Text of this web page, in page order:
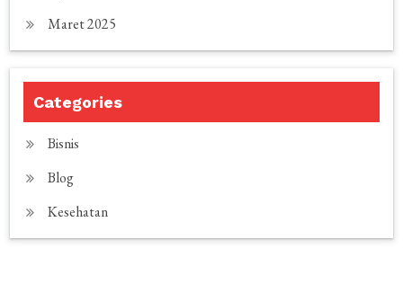
Maret 2025
Categories
Bisnis
Blog
Kesehatan